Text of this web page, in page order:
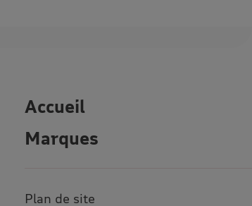
Accueil
Marques
Plan de site